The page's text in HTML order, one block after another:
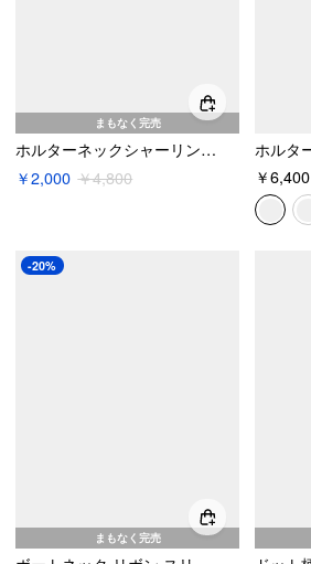
まもなく完売
ホルターネックシャーリングチェーンディテールマキシボディコンワンピース
￥2,000 ￥4,800
￥6,400
まもなく完売
-20%